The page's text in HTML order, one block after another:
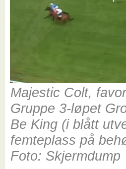
Majestic Colt,
Gruppe 3-løpet
Be King (i blått
femteplass på
Foto: Skjermdump